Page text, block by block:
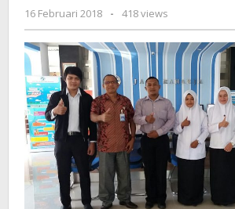
16 Februari 2018
oleh
Mellyan
- 418 views